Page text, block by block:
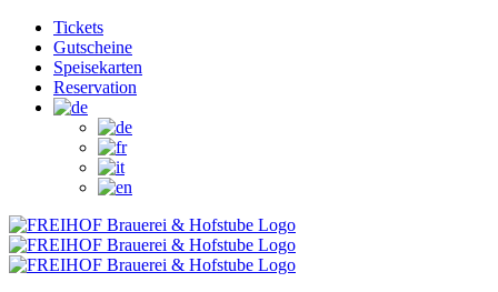
Zum
Inhalt
springen
Facebook
Instagram
YouTubeTickets
Gutscheine
Speisekarten
Reservation